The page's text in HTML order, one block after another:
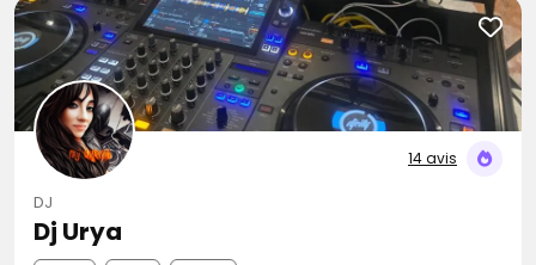
14 avis
DJ
Dj Urya